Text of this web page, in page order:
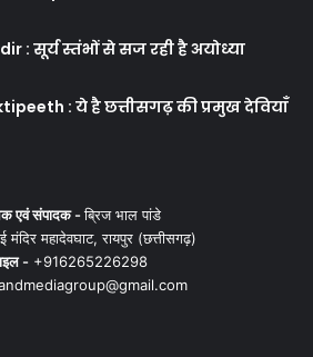
: सूर्य स्तंभों से सज रही है अयोध्या
: ये है छत्तीसगढ़ की प्रमुख देवियाँ
एवं संपादक -ब्रिज भाल पांडे
मंदिर महादेवघाट, रायपुर (छत्तीसगढ़)
- +916265226298